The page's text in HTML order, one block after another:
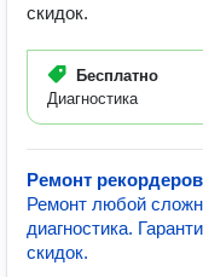
скидок.
Бесплатно
Диагностика
Ремонт рекордеров
Ремонт любой
диагностика.
скидок.